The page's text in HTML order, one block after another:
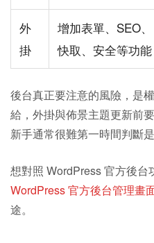
外
掛
增加表單、SEO、
快取、安全等功能
後台真正要注意的風險，是
給，外掛與佈景主題更新前
新手通常很難第一時間判斷
想對照 WordPress 官方後台
WordPress 官方後台管理畫
途。